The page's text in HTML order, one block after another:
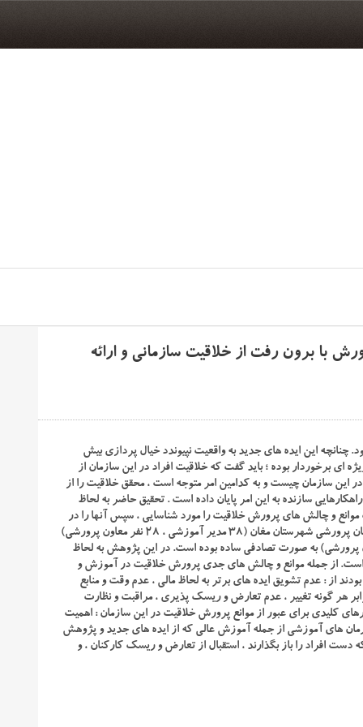
با برون رفت از خلاقیت سازمانی و ارائه
چنانچه این ایده های جدید به واقعیت نپیوندد خیال پردازی بیش
برخوردار بوده ؛ باید گفت که خلاقیت افراد در این سازمان از
این سازمان چیست و به کدامین امر متوجه است ، محقق خلاقیت را از
سازنده به این امر پایان داده است . تحقیق حاضر به لحاظ
و چالش های پرورش خلاقیت را مورد شناسایی ، سپس آنها را در
قالب پرسشنامه محقق ساخته قرار دهد. جامعه آماری تحقیق ۶۶ نفر از مدیران و معاونان پرورشی شهرستان مغان (۳۸ مدیر آموزشی ، ۲۸ نفر معاون پرورشی)
طریق جدول مورگان ۵۷ نفر (۳۲ مدیر آموزشی ، ۲۵ نفر معاون پرورشی) به صورت تصادفی ساده بوده است. در این پژوهش به لحاظ
است. از جمله موانع و چالش های جدی پرورش خلاقیت در آموزش و
از : عدم تشویق ایده های برتر به لحاظ مالی ، عدم وقت و منابع
هر گونه تغییر ، عدم تعارض و ریسک پذیری ، مراقبت و نظارت
کلیدی برای عبور از موانع پرورش خلاقیت در این سازمان : اهمیت
های آموزشی از جمله آموزش عالی که از ایده های جدید و پژوهش
افراد را باز بگذارند ، استقبال از تعارض و ریسک کارکنان ، و